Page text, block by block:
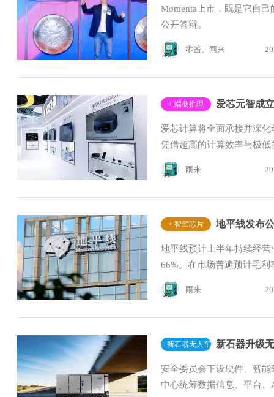
Momenta上市，既是它自
公开答辩。
零酱、雨来
+ 端侧推理
爱芯计算将全面承接并深
凭借超高的计算效率与极
雨来
+ 智驾芯片 地平线发布
地平线预计上半年持续经
66%。在市场普遍预计毛
雨来
+ 新石器无人车
安全委员会下设硬件、智
中心统筹数据信息、平台